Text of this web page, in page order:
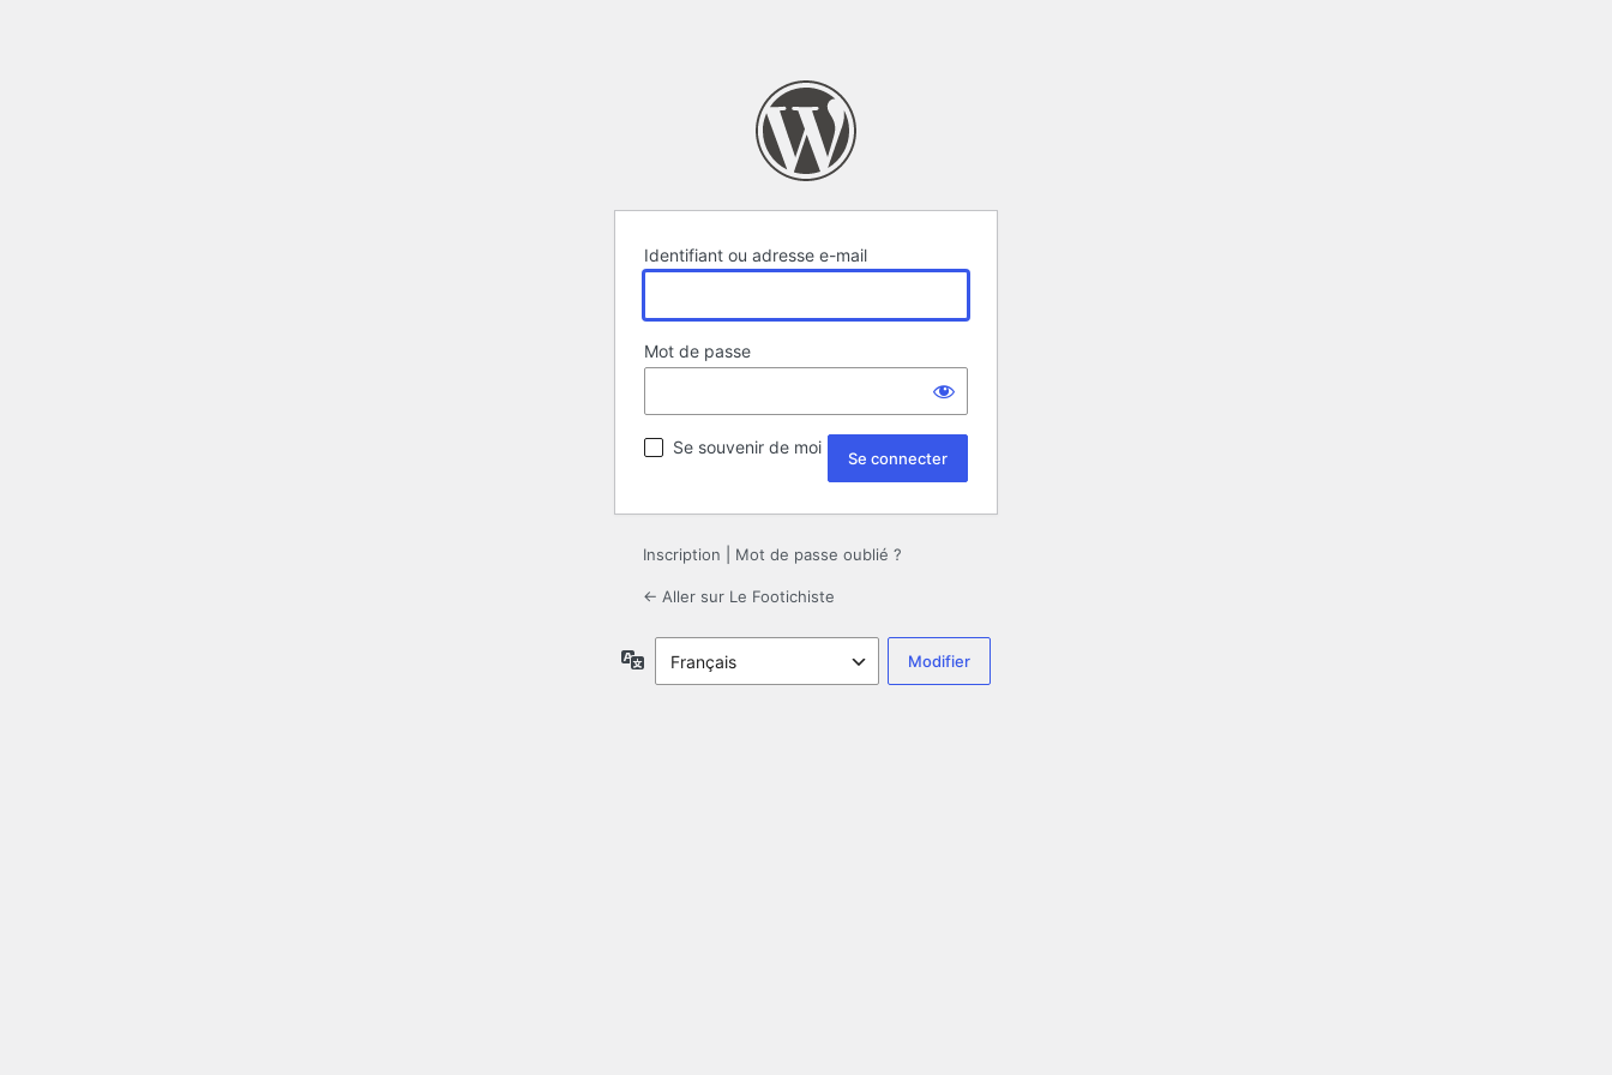
Identifiant ou adresse e-mail
Mot de passe
Se souvenir de moi
Inscription Mot de passe oublié ?
← Aller sur Le Footichiste
Langue